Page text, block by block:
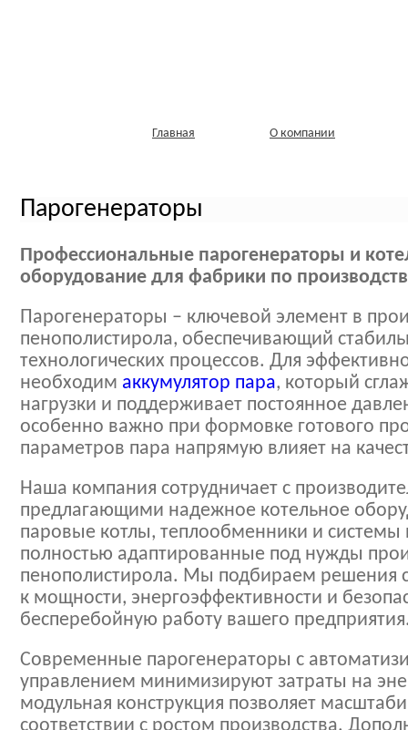
Главная О компании
Парогенераторы
Профессиональные парогенераторы и
оборудование для фабрики по
Парогенераторы – ключевой элемент в
пенополистирола, обеспечивающий
технологических процессов. Для
необходим аккумулятор пара, который
нагрузки и поддерживает постоянное
особенно важно при формовке готового
параметров пара напрямую влияет на
Наша компания сотрудничает с
предлагающими надежное котельное
паровые котлы, теплообменники и системы
полностью адаптированные под нужды
пенополистирола. Мы подбираем решения
к мощности, энергоэффективности и
бесперебойную работу вашего
Современные парогенераторы с
управлением минимизируют затраты на
модульная конструкция позволяет
соответствии с ростом производства.